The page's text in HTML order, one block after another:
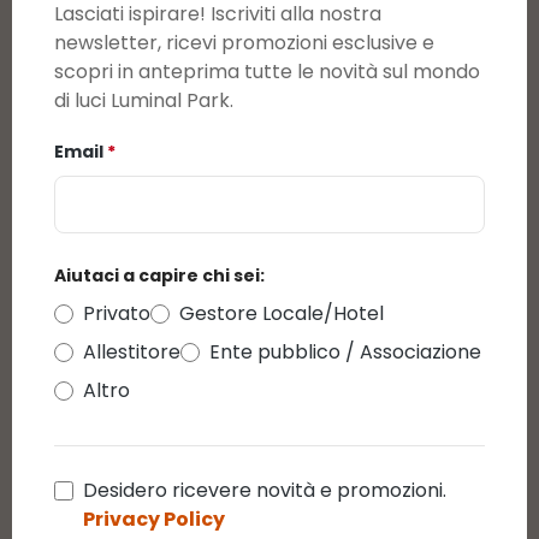
Lasciati ispirare! Iscriviti alla nostra
newsletter, ricevi promozioni esclusive e
scopri in anteprima tutte le novità sul mondo
di luci Luminal Park.
Email *
Aiutaci a capire chi sei:
Privato
Gestore Locale/Hotel
Allestitore
Ente pubblico / Associazione
Altro
Desidero ricevere novità e promozioni.
Privacy Policy
3
2
1
Visualizza le valutazioni solo nella lingua
corrente.
5 dicembre 2021
5 / 5 - Catena a batteria 7,20 m, 180 led
bianchi
Valutazione media di 5 su 5 stelle
5 gennaio 2016